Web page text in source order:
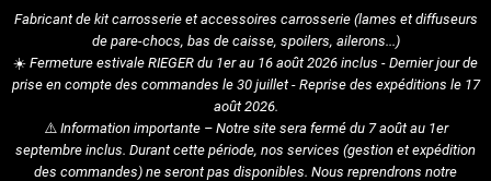
Fabricant de kit carrosserie et accessoires carrosserie (lames et diffuseurs
de pare-chocs, bas de caisse, spoilers, ailerons...)
☀️ Fermeture estivale RIEGER du 1er au 16 août 2026 inclus - Dernier jour de
prise en compte des commandes le 30 juillet - Reprise des expéditions le 17
août 2026.
⚠️Information importante – Notre site sera fermé du 7 août au 1er
septembre inclus. Durant cette période, nos services (gestion et expédition
des commandes) ne seront pas disponibles. Nous reprendrons notre